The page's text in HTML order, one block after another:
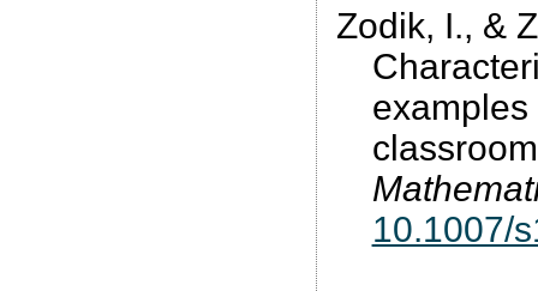
Zodik, I., &
10.1007/